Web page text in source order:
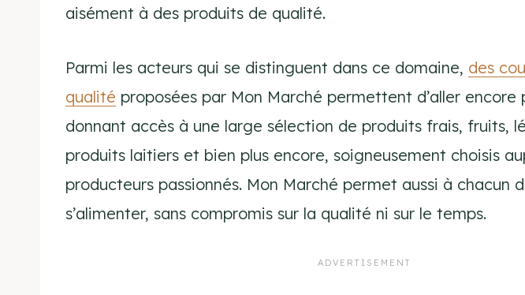
aisément à des produits de qualité.
Parmi les acteurs qui se distinguent dans ce domaine, des
qualité proposées par Mon Marché permettent d’aller encore
donnant accès à une large sélection de produits frais, fruits,
produits laitiers et bien plus encore, soigneusement choisis
producteurs passionnés. Mon Marché permet aussi à chacun
s’alimenter, sans compromis sur la qualité ni sur le temps.